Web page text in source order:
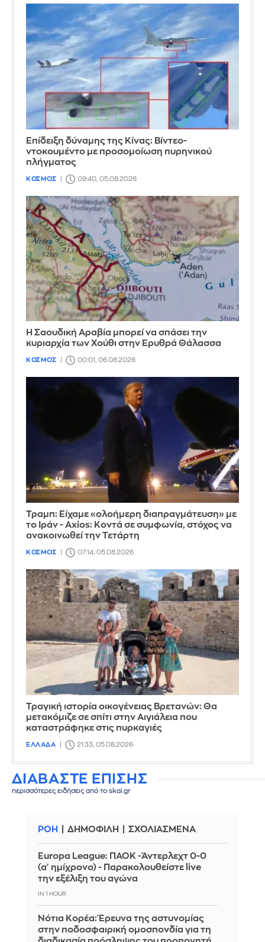
Επίδειξη δύναμης της Κίνας: Βίντεο-
ντοκουμέντο με προσομοίωση πυρηνικού
πλήγματος
ΚΟΣΜΟΣ 09:40, 05.08.2026
Η Σαουδική Αραβία μπορεί να σπάσει την
κυριαρχία των Χούθι στην Ερυθρά Θάλασσα
ΚΟΣΜΟΣ 00:01, 06.08.2026
Τραμπ: Είχαμε «ολοήμερη διαπραγμάτευση» με
το Ιράν - Axios: Κοντά σε συμφωνία, στόχος να
ανακοινωθεί την Τετάρτη
ΚΟΣΜΟΣ 07:14, 05.08.2026
Τραγική ιστορία οικογένειας Βρετανών: Θα
μετακόμιζε σε σπίτι στην Αιγιάλεια που
καταστράφηκε στις πυρκαγιές
ΕΛΛΑΔΑ 21:33, 05.08.2026
ΔΙΑΒΑΣΤΕ ΕΠΙΣΗΣ
περισσότερες ειδήσεις από το skai.gr
ΡΟΗ ΔΗΜΟΦΙΛΗ ΣΧΟΛΙΑΣΜΕΝΑ
Europa League: ΠΑΟΚ -Άντερλεχτ 0-0
(α' ημίχρονο) - Παρακολουθείστε live
την εξέλιξη του αγώνα
IN 1 HOUR
Νότια Κορέα: Έρευνα της αστυνομίας
στην ποδοσφαιρική ομοσπονδία για τη